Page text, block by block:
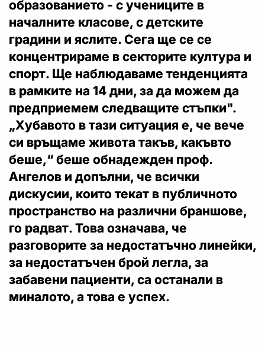
образованието - с учениците в
началните класове, с детските
градини и яслите. Сега ще се се
концентрираме в секторите култура и
спорт. Ще наблюдаваме тенденцията
в рамките на 14 дни, за да можем да
предприемем следващите стъпки".
„Хубавото в тази ситуация е, че вече
си връщаме живота такъв, какъвто
беше,“ беше обнадежден проф.
Ангелов и допълни, че всички
дискусии, които текат в публичното
пространство на различни браншове,
го радват. Това означава, че
разговорите за недостатъчно линейки,
за недостатъчен брой легла, за
забавени пациенти, са останали в
миналото, а това е успех.